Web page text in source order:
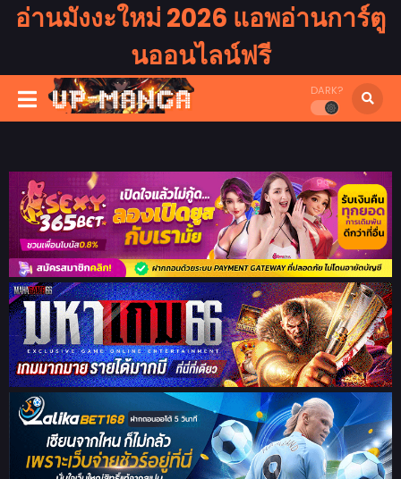
อ่านมังงะใหม่ 2026 แอพอ่านการ์ตู
นออนไลน์ฟรี
DARK?